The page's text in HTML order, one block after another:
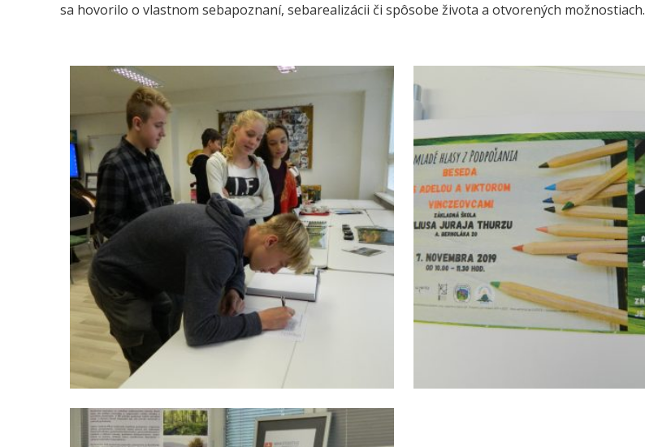
sa hovorilo o vlastnom sebapoznaní, sebarealizácii či spôsobe života a otvorených možnostiach.